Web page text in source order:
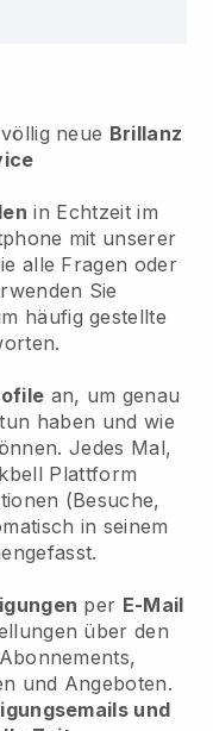
neue Brillanz
in Echtzeit im
mit unserer
alle Fragen oder
Sie
häufig gestellte
an, um genau
haben und wie
Jedes Mal,
Plattform
(Besuche,
in seinem
per E-Mail
über den
und Angeboten.
und